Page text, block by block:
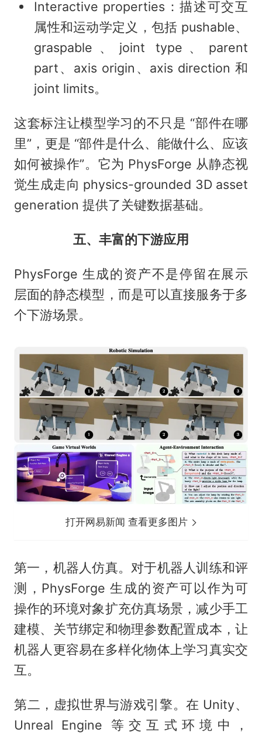
Interactive properties：描述可交互
属性和运动学定义，包括 pushable、
graspable、joint type、parent
part、axis origin、axis direction 和
joint limits。
这套标注让模型学习的不只是 “部件在哪
里”，更是 “部件是什么、能做什么、应该
如何被操作”。它为 PhysForge 从静态视
觉生成走向 physics-grounded 3D asset
generation 提供了关键数据基础。
五、丰富的下游应用
PhysForge 生成的资产不是停留在展示
层面的静态模型，而是可以直接服务于多
个下游场景。
打开网易新闻 查看更多图片
第一，机器人仿真。对于机器人训练和评
测，PhysForge 生成的资产可以作为可
操作的环境对象扩充仿真场景，减少手工
建模、关节绑定和物理参数配置成本，让
机器人更容易在多样化物体上学习真实交
互。
第二，虚拟世界与游戏引擎。在 Unity、
Unreal Engine 等交互式环境中，